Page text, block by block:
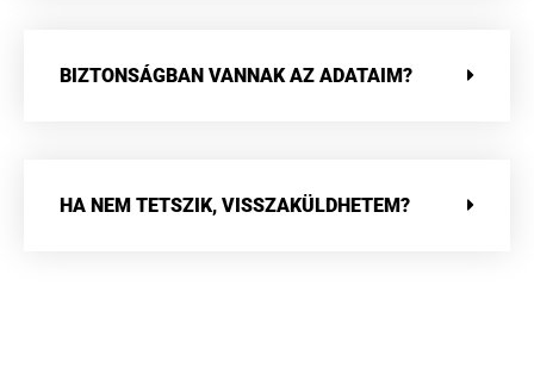
BIZTONSÁGBAN VANNAK AZ ADATAIM?
HA NEM TETSZIK, VISSZAKÜLDHETEM?